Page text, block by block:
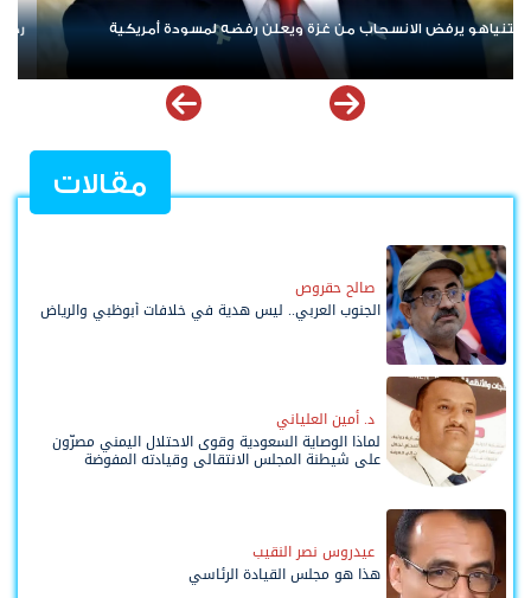
ردا على «خروقات» حزب الله.. إسرائيل تشن ضربات على جنوب لبنان
مقالات
صالح حقروص
الجنوب العربي.. ليس هدية في خلافات أبوظبي والرياض
د. أمين العلياني
لماذا الوصاية السعودية وقوى الاحتلال اليمني مصرّون
على شيطنة المجلس الانتقالي وقيادته المفوضة
عيدروس نصر النقيب
هذا هو مجلس القيادة الرئاسي